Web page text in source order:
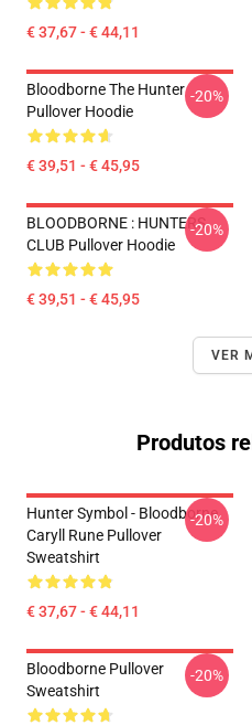
€ 37,67 - € 44,11
Bloodborne The Hunter
Pullover Hoodie
€ 39,51 - € 45,95
-20%
BLOODBORNE : HUNTERS
CLUB Pullover Hoodie
€ 39,51 - € 45,95
-20%
VER
Produtos
Hunter Symbol - Bloodborne
Caryll Rune Pullover
Sweatshirt
€ 37,67 - € 44,11
-20%
Bloodborne Pullover
Sweatshirt
-20%